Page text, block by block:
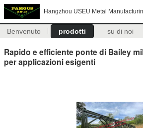
Hangzhou USEU Metal
Benvenuto prodotti su di noi
Rapido e efficiente ponte di Bailey
per applicazioni esigenti